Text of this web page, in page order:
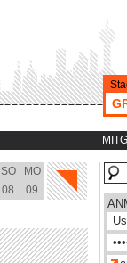
SO
08
MO
09